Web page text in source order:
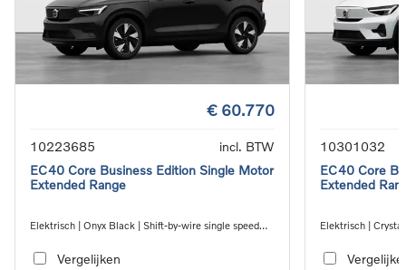
€ 60.770
10223685
incl. BTW
EC40 Core Business Edition Single Motor
Extended Range
Elektrisch | Onyx Black | Shift-by-wire single speed
Vergelijken
10301032
EC40 Core
Extended
Elektrisch |